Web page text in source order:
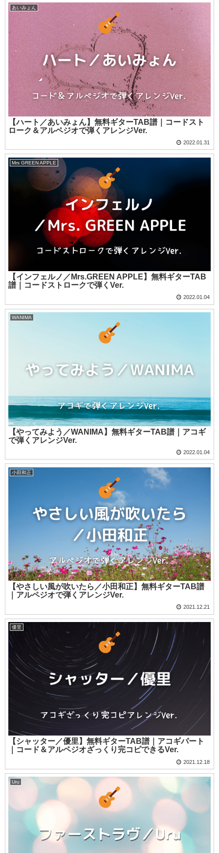
あいみょん
【ハート／あいみょん】無料ギターTAB譜｜コードスト
ローク＆アルペジオで弾くアレンジVer.
2022.01.31
Mrs GREEN APPLE
【インフェルノ／Mrs.GREEN APPLE】無料ギターTAB
譜｜コードストロークで弾くVer.
2022.01.04
WANIMA
【やってみよう／WANIMA】無料ギターTAB譜｜アコギ
で弾くアレンジVer.
2022.01.04
小田和正
【やさしい風が吹いたら／小田和正】無料ギターTAB譜
｜アルペジオで弾くアレンジVer.
2021.12.21
優里
【シャッター／優里】無料ギターTAB譜｜アコギパート
｜コード＆アルペジオざっくり完コピできるVer.
2021.12.18
Uru